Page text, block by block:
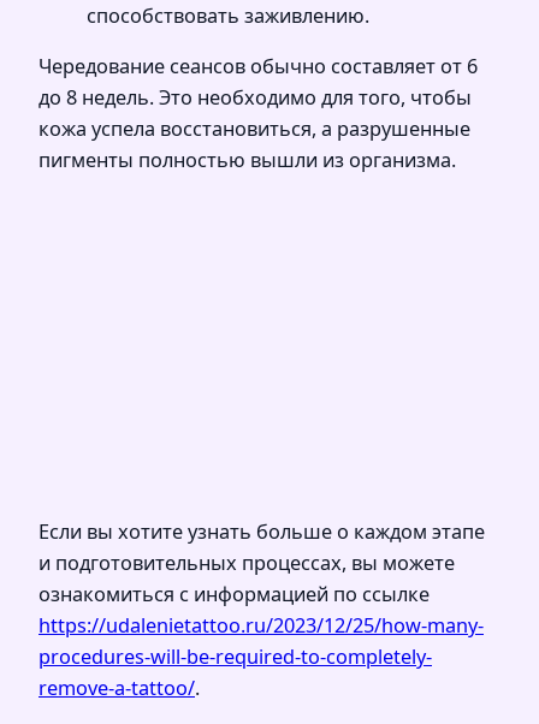
способствовать заживлению.
Чередование сеансов обычно составляет от 6
до 8 недель. Это необходимо для того, чтобы
кожа успела восстановиться, а разрушенные
пигменты полностью вышли из организма.
Если вы хотите узнать больше о каждом этапе
и подготовительных процессах, вы можете
ознакомиться с информацией по ссылке
https://udalenietattoo.ru/2023/12/25/how-many-
procedures-will-be-required-to-completely-
remove-a-tattoo/.